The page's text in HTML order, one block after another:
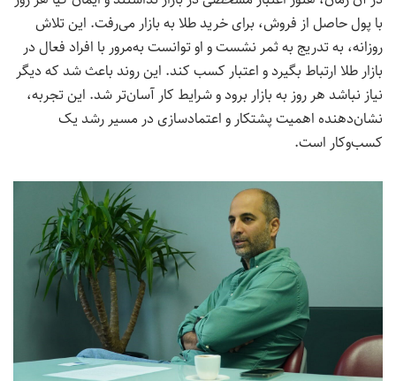
با پول حاصل از فروش، برای خرید طلا به بازار می‌رفت. این تلاش
روزانه، به تدریج به ثمر نشست و او توانست به‌مرور با افراد فعال در
بازار طلا ارتباط بگیرد و اعتبار کسب کند. این روند باعث شد که دیگر
نیاز نباشد هر روز به بازار برود و شرایط کار آسان‌تر شد. این تجربه،
نشان‌دهنده اهمیت پشتکار و اعتمادسازی در مسیر رشد یک
کسب‌وکار است.